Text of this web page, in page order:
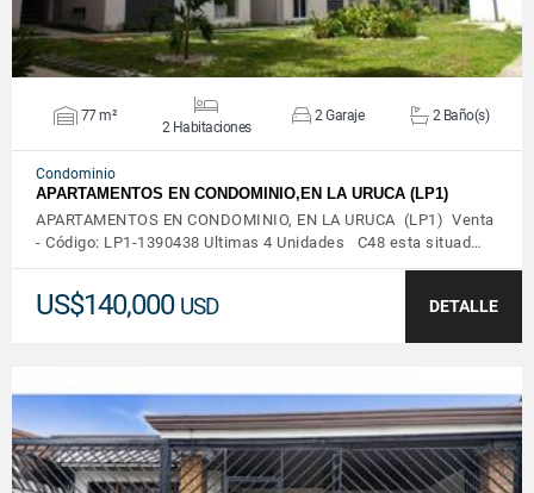
77 m²
2 Habitaciones
2 Garaje 2 Baño(s)
Condominio
APARTAMENTOS EN CONDOMINIO,EN LA URUCA (LP1)
APARTAMENTOS EN CONDOMINIO, EN LA URUCA (LP1) Venta
- Código: LP1-1390438 Ultimas 4 Unidades C48 esta situad…
US$140,000 USD DETALLE